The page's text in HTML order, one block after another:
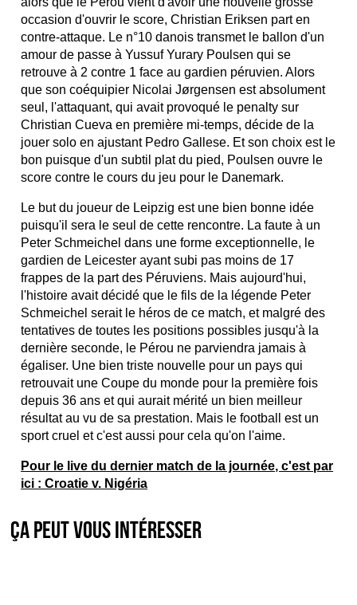
occasion d'ouvrir le score, Christian Eriksen part en
contre-attaque. Le n°10 danois transmet le ballon d'un
amour de passe à Yussuf Yurary Poulsen qui se
retrouve à 2 contre 1 face au gardien péruvien. Alors
que son coéquipier Nicolai Jørgensen est absolument
seul, l'attaquant, qui avait provoqué le penalty sur
Christian Cueva en première mi-temps, décide de la
jouer solo en ajustant Pedro Gallese. Et son choix est le
bon puisque d'un subtil plat du pied, Poulsen ouvre le
score contre le cours du jeu pour le Danemark.
Le but du joueur de Leipzig est une bien bonne idée
puisqu'il sera le seul de cette rencontre. La faute à un
Peter Schmeichel dans une forme exceptionnelle, le
gardien de Leicester ayant subi pas moins de 17
frappes de la part des Péruviens. Mais aujourd'hui,
l'histoire avait décidé que le fils de la légende Peter
Schmeichel serait le héros de ce match, et malgré des
tentatives de toutes les positions possibles jusqu'à la
dernière seconde, le Pérou ne parviendra jamais à
égaliser. Une bien triste nouvelle pour un pays qui
retrouvait une Coupe du monde pour la première fois
depuis 36 ans et qui aurait mérité un bien meilleur
résultat au vu de sa prestation. Mais le football est un
sport cruel et c'est aussi pour cela qu'on l'aime.
Pour le live du dernier match de la journée, c'est par
ici : Croatie v. Nigéria
Ça peut vous intéresser